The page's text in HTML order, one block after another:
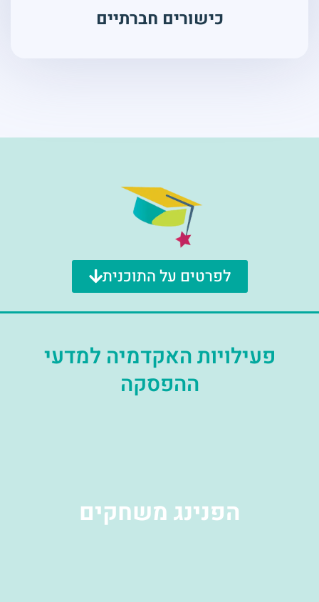
כישורים חברתיים
לפרטים על התוכנית
פעילויות האקדמיה למדעי
ההפסקה
הפנינג משחקים